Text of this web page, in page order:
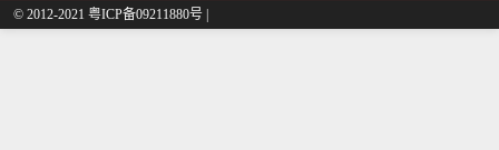
© 2012-2021 粤ICP备09211880号 |